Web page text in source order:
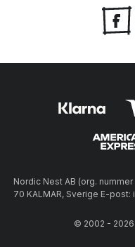
Nordic Nest AB (org.
70 KALMAR, Sverige E-
© 2002 -